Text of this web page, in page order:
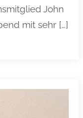
John
mit sehr […]